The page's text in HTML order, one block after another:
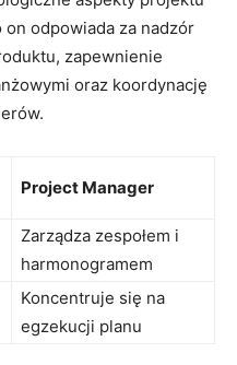
on odpowiada za ⁢nadzór⁣
zapewnienie
oraz koordynację
Project Manager
Zarządza zespołem i
harmonogramem
Koncentruje się na
egzekucji planu